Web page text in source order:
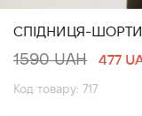
СПІДНИЦЯ-
1590 UAH 477
Код товару: 717